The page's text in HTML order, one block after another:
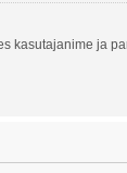
kasutajanime ja